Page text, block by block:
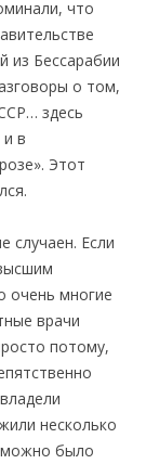
что
из Бессарабии
о том,
здесь
в
Этот
случаен. Если
очень многие
врачи
потому,
несколько
можно было